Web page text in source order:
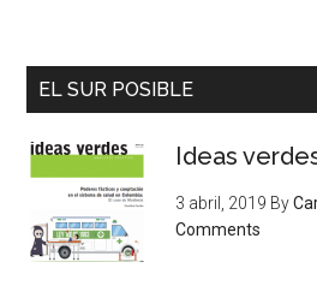
EL SUR POSIBLE
Ideas
3 abril, 2019 By
Comments